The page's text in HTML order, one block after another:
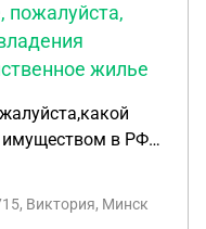
пожалуйста,
жилье
в РФ
и
для
Виктория, Минск